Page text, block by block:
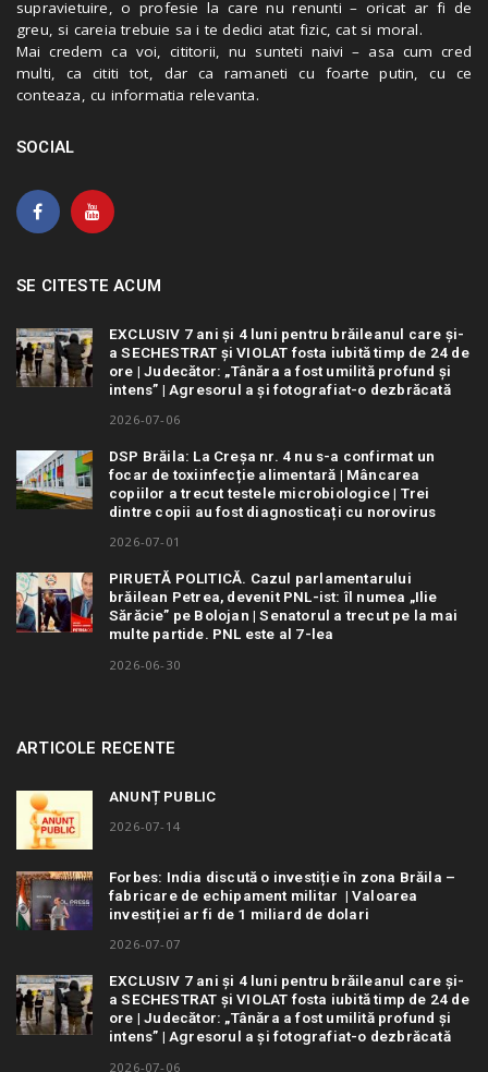
supravietuire, o profesie la care nu renunti – oricat ar fi de
greu, si careia trebuie sa i te dedici atat fizic, cat si moral.
Mai credem ca voi, cititorii, nu sunteti naivi – asa cum cred
multi, ca cititi tot, dar ca ramaneti cu foarte putin, cu ce
conteaza, cu informatia relevanta.
SOCIAL
SE CITESTE ACUM
EXCLUSIV 7 ani și 4 luni pentru brăileanul care și-
a SECHESTRAT și VIOLAT fosta iubită timp de 24 de
ore | Judecător: „Tânăra a fost umilită profund și
intens” | Agresorul a și fotografiat-o dezbrăcată
2026-07-06
DSP Brăila: La Creșa nr. 4 nu s-a confirmat un
focar de toxiinfecție alimentară | Mâncarea
copiilor a trecut testele microbiologice | Trei
dintre copii au fost diagnosticați cu norovirus
2026-07-01
PIRUETĂ POLITICĂ. Cazul parlamentarului
brăilean Petrea, devenit PNL-ist: îl numea „Ilie
Sărăcie” pe Bolojan | Senatorul a trecut pe la mai
multe partide. PNL este al 7-lea
2026-06-30
ARTICOLE RECENTE
ANUNȚ PUBLIC
2026-07-14
Forbes: India discută o investiție în zona Brăila –
fabricare de echipament militar | Valoarea
investiției ar fi de 1 miliard de dolari
2026-07-07
EXCLUSIV 7 ani și 4 luni pentru brăileanul care și-
a SECHESTRAT și VIOLAT fosta iubită timp de 24 de
ore | Judecător: „Tânăra a fost umilită profund și
intens” | Agresorul a și fotografiat-o dezbrăcată
2026-07-06